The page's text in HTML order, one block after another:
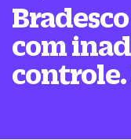
com
controle.